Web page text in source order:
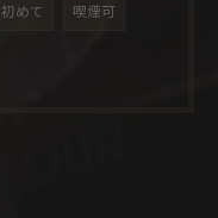
初めて 喫煙可